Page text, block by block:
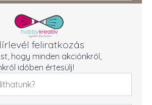
feliratkozás
hogy minden akciónkról,
időben értesülj!